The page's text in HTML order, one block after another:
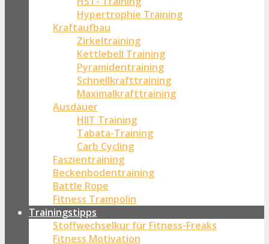
Hypertrophie Training
Kraftaufbau
Zirkeltraining
Kettlebell Training
Pyramidentraining
Schnellkrafttraining
Maximalkrafttraining
Ausdauer
HIIT Training
Tabata-Training
Carb Cycling
Faszientraining
Beckenbodentraining
Battle Rope
Fitness Trampolin
Trainingstipps
Stoffwechselkur für Fitness-Freaks
Fitness Motivation